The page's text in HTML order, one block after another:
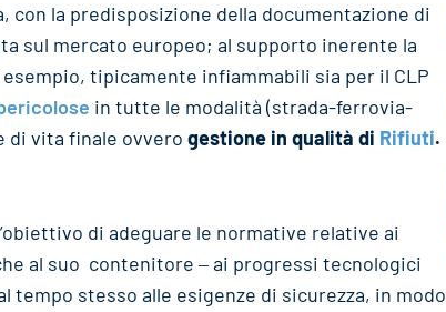
con la predisposizione della documentazione di
sul mercato europeo; al supporto inerente la
esempio, tipicamente infiammabili sia per il CLP
in tutte le modalità (strada-ferrovia-
di vita finale ovvero gestione in qualità di Rifiuti.
di adeguare le normative relative ai
al suo contenitore ‒ ai progressi tecnologici
tempo stesso alle esigenze di sicurezza, in modo